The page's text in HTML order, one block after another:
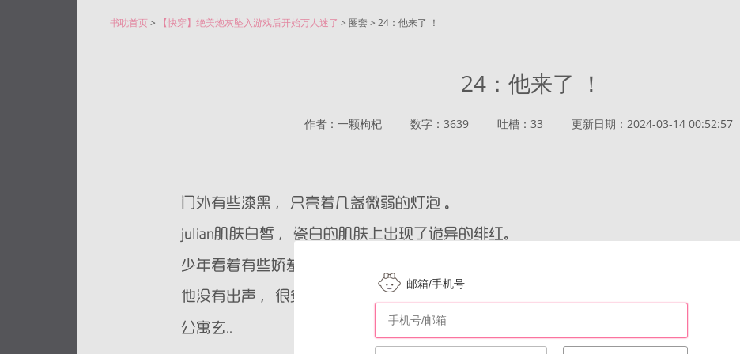
书耽首页> 【快穿】绝美炮灰坠入游戏后开始万人迷了 > 圈套 > 24：他来了 ！
24：他来了 ！
作者：一颗枸杞 数字：3639 吐槽：33 更新日期：2024-03-14 00:52:57
邮箱/手机号